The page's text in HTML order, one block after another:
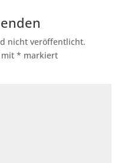
nicht veröffentlicht.
mit * markiert